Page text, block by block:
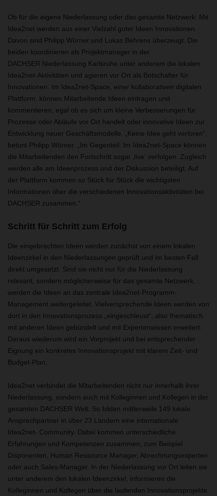
Ob für die eigene Niederlassung oder das gesamte Netzwerk: Mit
Idea2net werden aus einer Vielzahl guter Ideen Innovationen.
Davon sind Philipp Wörner und Lukas Behrens überzeugt. Die
beiden koordinieren als Projektmanager in der
DACHSER Niederlassung Karlsruhe unter anderem die lokalen
Idea2net-Aktivitäten und agieren vor Ort als Botschafter für
Innovationen. Im Idea2net-Space, einer kollaborativen digitalen
Plattform, können Mitarbeitende Ideen eintragen und
kommentieren, egal ob es sich um kleine Verbesserungen für
Prozesse oder Abläufe vor Ort handelt oder innovative Ideen zur
Entwicklung neuer Geschäftsmodelle. „Keine Idee geht verloren“,
betont Philipp Wörner. „Im Gegenteil: Im Idea2net-Space können
die Mitarbeitenden den Fortschritt sogar ‚live‘ verfolgen. Zugleich
werden alle am Ideenprozess und der Diskussion beteiligt. Auf
der Plattform kommen so Stück für Stück die wichtigsten
Informationen über die verschiedenen Innovationsaktivitäten bei
DACHSER zusammen.“
Schritt für Schritt zum Erfolg
Die eingebrachten Ideen werden zunächst von einem lokalen
Ideenzirkel in den Niederlassungen geprüft und im besten Fall
direkt umgesetzt. Sind sie nicht nur für die Niederlassung
relevant, sondern möglicherweise für das gesamte Netzwerk,
werden die Ideen an das zentrale Idea2net-Programm-
Management weitergeleitet. Vielversprechende Ideen werden von
dort in den Innovationsprozess „eingeschleust“, also thematisch
mit anderen Ideen gebündelt und mit Expertenwissen erweitert.
Daraus wiederum wird ein Vorprojekt und bei entsprechender
Eignung ein konkretes Innovationsprojekt mit klarem Zeit- und
Budget-Plan.
Idea2net verbindet die Mitarbeitenden nicht nur innerhalb ihrer
Niederlassung, sondern auch mit Kolleginnen und Kollegen in der
gesamten DACHSER Welt. So bilden mittlerweile 149 lokale
Ansprechpartner in über 23 Ländern eine internationale
Idea2net- Community. Dabei kommen unterschiedliche
Erfahrungen und Kompetenzen zusammen, zum Beispiel
Disponenten, Human Ressource Manager, Abrechnungsexperten
oder auch Sales-Manager. In der Niederlassung vor Ort leiten sie
unter anderem den lokalen Ideenzirkel, informieren die
Kolleginnen und Kollegen über die laufenden Innovationsprojekte